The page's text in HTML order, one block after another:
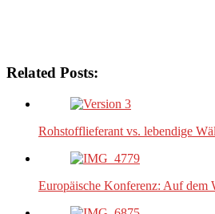
Related Posts:
Rohstofflieferant vs. lebendige
Europäische Konferenz: Auf dem